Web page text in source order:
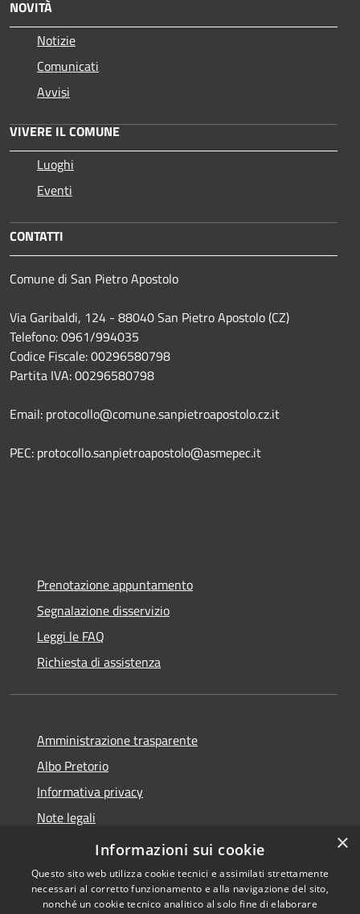
NOVITÀ
Notizie
Comunicati
Avvisi
VIVERE IL COMUNE
Luoghi
Eventi
CONTATTI
Comune di San Pietro Apostolo
Via Garibaldi, 124 - 88040 San Pietro Apostolo (CZ)
Telefono: 0961/994035
Codice Fiscale: 00296580798
Partita IVA: 00296580798
Email: protocollo@comune.sanpietroapostolo.cz.it
PEC: protocollo.sanpietroapostolo@asmepec.it
Prenotazione appuntamento
Segnalazione disservizio
Leggi le FAQ
Richiesta di assistenza
Amministrazione trasparente
Albo Pretorio
Informativa privacy
Note legali
Dichiarazione di accessibilità
×
Informazioni sui cookie
Questo sito web utilizza cookie tecnici e assimilati strettamente
necessari al corretto funzionamento e alla navigazione del sito,
nonché un cookie tecnico analitico al solo fine di elaborare